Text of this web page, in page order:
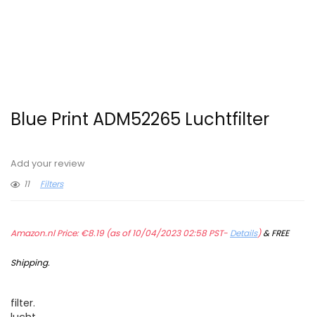
Blue Print ADM52265 Luchtfilter
Add your review
11
Filters
Amazon.nl Price:€8.19(as of 10/04/2023 02:58 PST- Details)&FREE
Shipping.
filter.